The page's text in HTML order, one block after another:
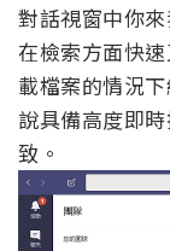
對話視窗中你
在檢索方面快
載檔案的情況
說具備高度即
致。